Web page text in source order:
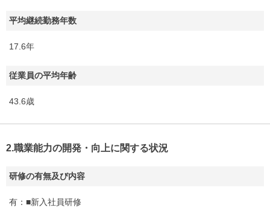
平均継続勤務年数
17.6年
従業員の平均年齢
43.6歳
2.職業能力の開発・向上に関する状況
研修の有無及び内容
有：■新入社員研修